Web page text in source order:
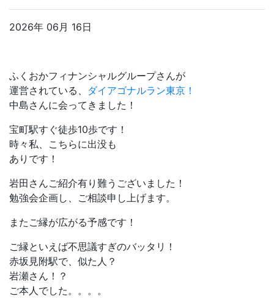
2026年 06月 16日
ふくおかフィナンシャルグループさんが
運営されている、 ダイアゴナルラン東京！
中島さんに会ってきました！
宝町駅すぐ徒歩10歩です！
時々私、こちらに出没も
ありです！
岩田さんご紹介有り難うございました！
勉強会企画し、ご相談申し上げます。
またご縁が広がる予感です！
ご縁といえば不思議すぎのバッタリ！
赤坂見附駅で、似た人？
岩瀬さん！？
ご本人でした。。。。